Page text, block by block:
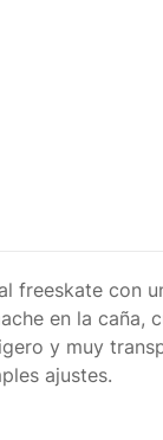
freeskate
en la
y muy
ajustes.